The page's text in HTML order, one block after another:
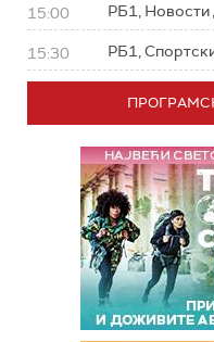
15:00 РБ1, Новости
15:30 РБ1,